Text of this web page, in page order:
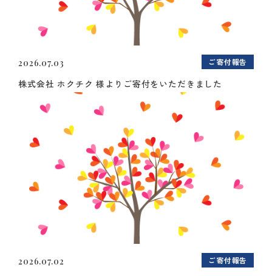
2026.07.03 ご寄付報告
株式会社 ホクチク 様よりご寄付をいただきました
2026.07.02 ご寄付報告